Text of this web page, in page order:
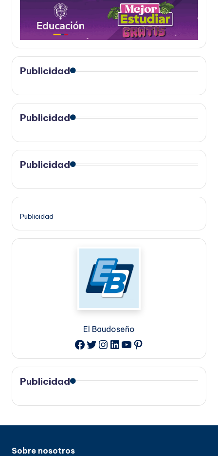
Publicidad
Publicidad
Publicidad
Publicidad
El Baudoseño
Facebook
Twitter
Instagram
LinkedIn
YouTube
Pinterest
Publicidad
Sobre nosotros